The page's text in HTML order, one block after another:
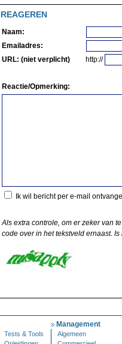
REAGEREN
Naam:
Emailadres:
URL: (niet verplicht)
http://
Reactie/Opmerking:
Ik wil bericht per e-mail
Als extra controle, om er zeker van
code over in het tekstveld ernaast.
Tests & Tools
Management
Algemeen